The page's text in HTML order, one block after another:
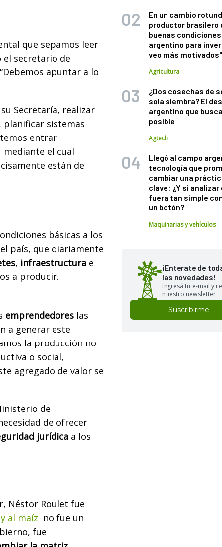
que sepamos leer
el secretario de
apuntar a lo
Secretaría, realizar
planificar sistemas
entrar
mediante el cual
están de
básicas a los
país, que diariamente
, infraestructura e
a producir.
emprendedores las
a generar este
la producción no
o social,
agregado de valor se
de
de ofrecer
jurídica a los
Néstor Roulet fue
al maíz no fue un
fue
En un cambio
productor brasilero
buenas
argentino para
veo más motivados"
Agricultura
¿Dos cosechas de
sola siembra? El
argentino que
posible
Agtech
Llegó al campo
tecnología que
cambiar una
clave: ¿Y si analizar
fuera tan simple
un botón?
Maquinarias y vehículos
¡Enterate de
las novedades!
Ingresá tu e-mail y
nuestro newsletter
Suscribirme